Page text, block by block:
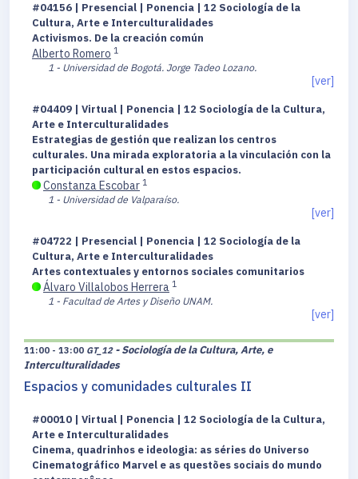
#04156 | Presencial | Ponencia | 12 Sociología de la
Cultura, Arte e Interculturalidades
Activismos. De la creación común
Alberto Romero 1
1 - Universidad de Bogotá. Jorge Tadeo Lozano.
[ver]
#04409 | Virtual | Ponencia | 12 Sociología de la Cultura,
Arte e Interculturalidades
Estrategias de gestión que realizan los centros
culturales. Una mirada exploratoria a la vinculación con la
participación cultural en estos espacios.
Constanza Escobar 1
1 - Universidad de Valparaíso.
[ver]
#04722 | Presencial | Ponencia | 12 Sociología de la
Cultura, Arte e Interculturalidades
Artes contextuales y entornos sociales comunitarios
Álvaro Villalobos Herrera 1
1 - Facultad de Artes y Diseño UNAM.
[ver]
11:00 - 13:00 GT_12 - Sociología de la Cultura, Arte, e
Interculturalidades
Espacios y comunidades culturales II
#00010 | Virtual | Ponencia | 12 Sociología de la Cultura,
Arte e Interculturalidades
Cinema, quadrinhos e ideologia: as séries do Universo
Cinematográfico Marvel e as questões sociais do mundo